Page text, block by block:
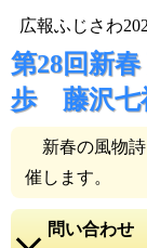
広報ふじさわ
第28回新
歩 藤沢七
新春の風物詩
催します。
問い合わせ